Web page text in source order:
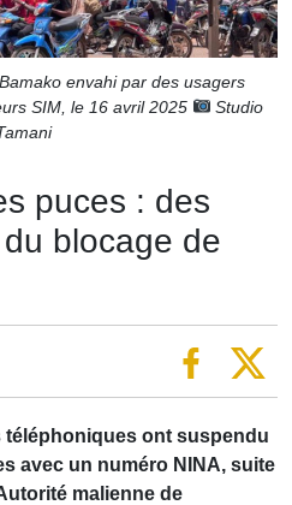
envahi par des usagers
SIM, le 16 avril 2025
Studio
puces : des
blocage de
téléphoniques ont suspendu
avec un numéro NINA, suite
malienne de